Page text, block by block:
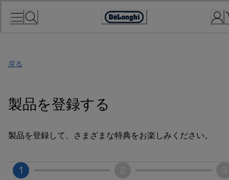
Accessibility
戻る
製品を登録する
製品を登録して、さまざまな特典をお楽しみください。
1